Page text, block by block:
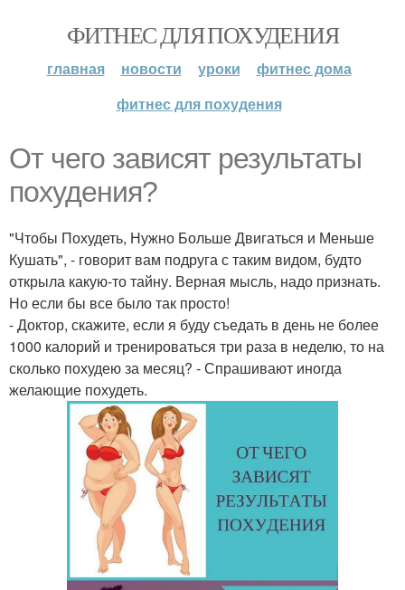
ФИТНЕС ДЛЯ ПОХУДЕНИЯ
главная новости уроки
фитнес дома
фитнес для похудения
От чего зависят результаты
похудения?
"Чтобы Похудеть, Нужно Больше Двигаться и Меньше
Кушать", - говорит вам подруга с таким видом, будто
открыла какую-то тайну. Верная мысль, надо признать.
Но если бы все было так просто!
- Доктор, скажите, если я буду съедать в день не более
1000 калорий и тренироваться три раза в неделю, то на
сколько похудею за месяц? - Спрашивают иногда
желающие похудеть.